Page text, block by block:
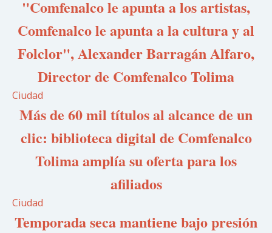
"Comfenalco le apunta a los artistas,
Comfenalco le apunta a la cultura y al
Folclor", Alexander Barragán Alfaro,
Director de Comfenalco Tolima
Ciudad
Más de 60 mil títulos al alcance de un
clic: biblioteca digital de Comfenalco
Tolima amplía su oferta para los
afiliados
Ciudad
Temporada seca mantiene bajo presión